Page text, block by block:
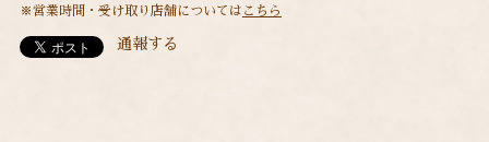
※営業時間・受け取り店舗については こちら
通報する